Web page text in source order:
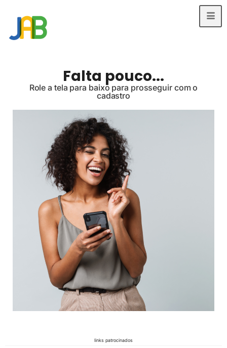
Falta pouco...
Role a tela para baixo para prosseguir com o
cadastro​
links patrocinados